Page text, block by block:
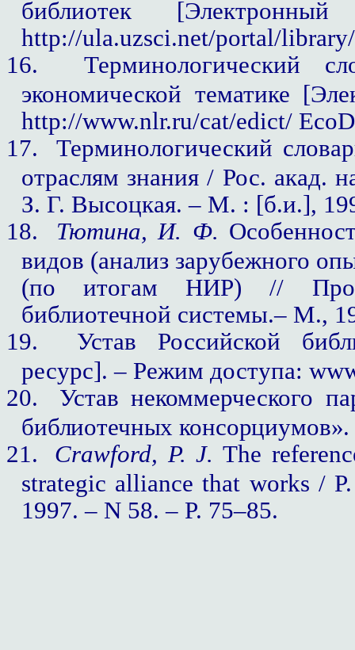
библиотек
http://ula.uzsci.net/portal/library/
16.
Терминологический
экономической тематике
http://www.nlr.ru/cat/edict/
17.
Терминологический
отраслям знания / Рос. акад.
З. Г. Высоцкая. – М. : [б.и.],
18.
Тютина, И. Ф.
видов (анализ зарубежного
(по итогам НИР) //
библиотечной системы.– М.,
19.
Устав Российской
ресурс]. – Режим доступа:
20.
Устав некоммерческого
библиотечных
21.
Crawford, P. J. The
strategic alliance that works /
1997. – N 58. – P. 75–85.